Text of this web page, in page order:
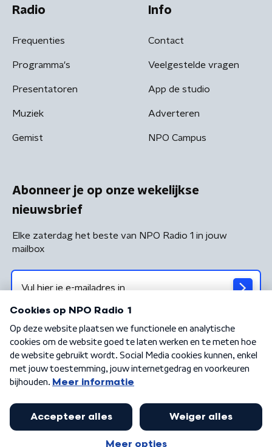
Radio
Frequenties
Programma's
Presentatoren
Muziek
Gemist
Info
Contact
Veelgestelde vragen
App de studio
Adverteren
NPO Campus
Abonneer je op onze wekelijkse
nieuwsbrief
Elke zaterdag het beste van NPO Radio 1 in jouw
mailbox
Algemene voorwaarden